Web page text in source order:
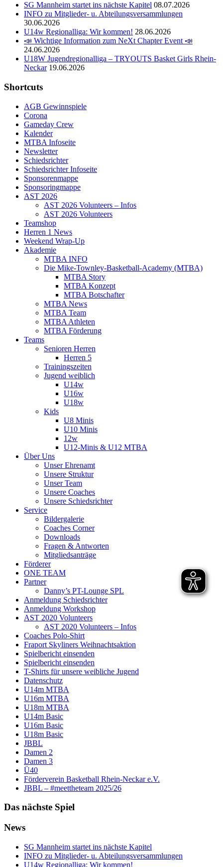
SG Mannheim startet ins nächste Kapitel 08.07.2026
INFO zu Mitglieder- u. Abteilungsversammlungen
30.06.2026
U14w Regionalliga: Wir kommen! 28.06.2026
📣 Wichtige Information zum NeXt Chapter Event 📣
24.06.2026
U18W Jugendregionalliga – TRYOUTS Basket Girls Rhein-
Neckar 19.06.2026
Shortcuts
AGB Gewinnspiele
Corona
Gameday Crew
Kalender
MTBA Infoseite
Newsletter
Schiedsrichter
Schiedsrichter Infoseite
Sponsorenmappe
Sponsoringmappe
AST 2026
AST 2026 Volunteers – Infos
AST 2026 Volunteers
Teamshop
Herren 1 News
Weekend Wrap-Up
Akademie
MTBA INFO
Die Mike-Townley-Basketball-Academy (MTBA)
MTBA Story
MTBA Konzept
MTBA Botschafter
MTBA News
MTBA Team
MTBA Athleten
MTBA Förderung
Teams
Senioren Herren
Herren 5
Trainingszeiten
Jugend weiblich
U14w
U16w
U18w
Kids
U8 Minis
U10 Minis
12w
U12-Minis & U12 MTBA
Über Uns
Unser Ehrenamt
Unsere Struktur
Unser Team
Unsere Coaches
Unsere Schiedsrichter
Service
Bildergalerie
Coaches Corner
Downloads
Fragen & Antworten
Mitgliedsanträge
Förderer
ONE TEAM
Partner
Danny’s PT-Lounge SPL
Anmeldung Schiedsrichter
Anmeldung Workshop
AST 2020 Volunteers
AST 2020 Volunteers – Infos
Coaches Polo-Shirt
Fraport Skyliners Weihnachtsaktion
Spielbericht einsenden
Spielbericht einsenden
T-Shirts für unsere weibliche Jugend
Datenschutz
U14m MTBA
U16m MTBA
U18m MTBA
U14m Basic
U16m Basic
U18m Basic
JBBL
Damen 2
Damen 3
Ü40
Förderverein Basketball Rhein-Neckar e.V.
JBBL – #meettheteam 2025/26
Das nächste Spiel
News
SG Mannheim startet ins nächste Kapitel
INFO zu Mitglieder- u. Abteilungsversammlungen
U14w Regionalliga: Wir kommen!